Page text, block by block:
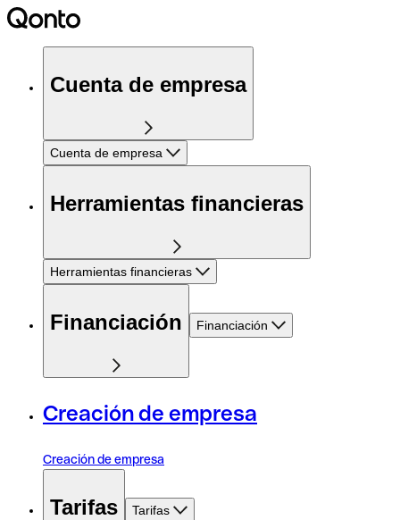
Cuenta de empresa
Cuenta de empresa
Herramientas financieras
Herramientas financieras
Financiación Financiación
Creación de empresa
Creación de empresa
Tarifas Tarifas